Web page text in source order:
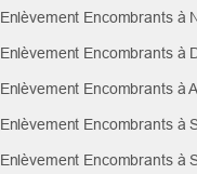
Enlèvement Encombrants à
Enlèvement Encombrants à
Enlèvement Encombrants à
Enlèvement Encombrants à
Enlèvement Encombrants à